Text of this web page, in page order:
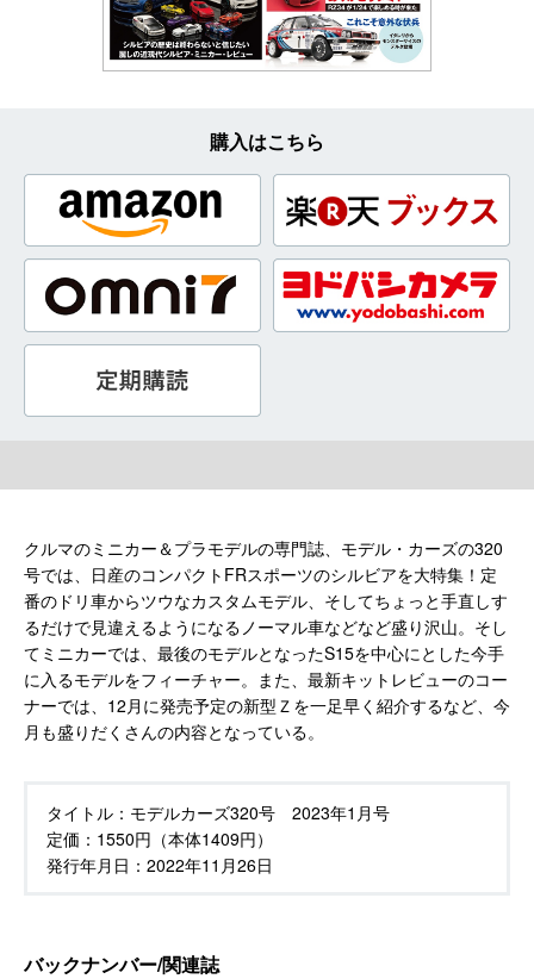
購入はこちら
クルマのミニカー＆プラモデルの専門誌、モデル・カーズの320
号では、日産のコンパクトFRスポーツのシルビアを大特集！定
番のドリ車からツウなカスタムモデル、そしてちょっと手直しす
るだけで見違えるようになるノーマル車などなど盛り沢山。そし
てミニカーでは、最後のモデルとなったS15を中心にとした今手
に入るモデルをフィーチャー。また、最新キットレビューのコー
ナーでは、12月に発売予定の新型Ｚを一足早く紹介するなど、今
月も盛りだくさんの内容となっている。
タイトル： モデルカーズ320号 2023年1月号
定価： 1550円（本体1409円）
発行年月日： 2022年11月26日
バックナンバー/関連誌